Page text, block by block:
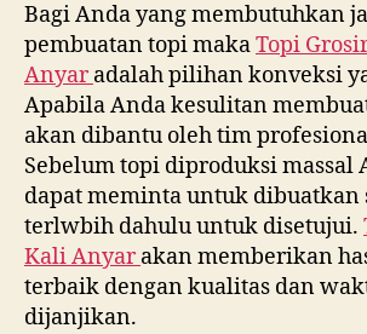
Bagi Anda yang membutuhkan
pembuatan topi makaTopi
Anyar adalah pilihan konveksi
Apabila Anda kesulitan
akan dibantu oleh tim
Sebelum topi diproduksi massal
dapat meminta untuk dibuatkan
terlwbih dahulu untuk disetujui.
Kali Anyar akan memberikan
terbaik dengan kualitas dan
dijanjikan.